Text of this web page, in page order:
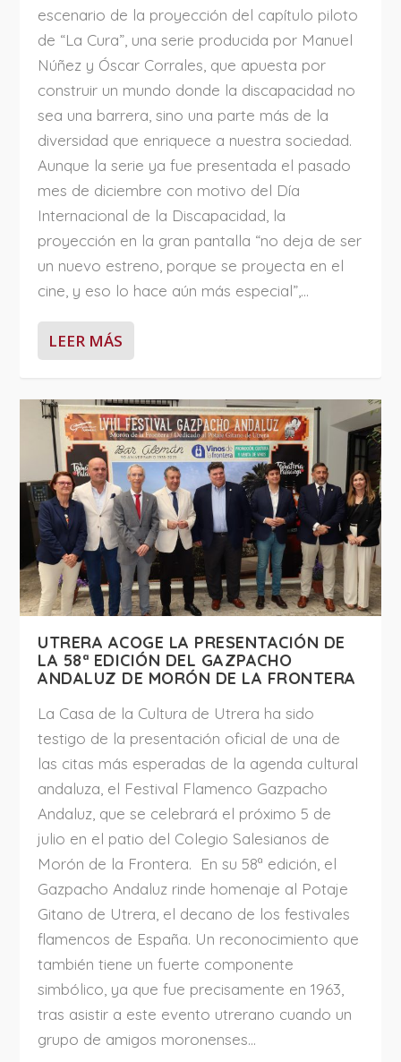
escenario de la proyección del capítulo piloto
de “La Cura”, una serie producida por Manuel
Núñez y Óscar Corrales, que apuesta por
construir un mundo donde la discapacidad no
sea una barrera, sino una parte más de la
diversidad que enriquece a nuestra sociedad.
Aunque la serie ya fue presentada el pasado
mes de diciembre con motivo del Día
Internacional de la Discapacidad, la
proyección en la gran pantalla “no deja de ser
un nuevo estreno, porque se proyecta en el
cine, y eso lo hace aún más especial”,...
LEER MÁS
UTRERA ACOGE LA PRESENTACIÓN DE
LA 58ª EDICIÓN DEL GAZPACHO
ANDALUZ DE MORÓN DE LA FRONTERA
La Casa de la Cultura de Utrera ha sido
testigo de la presentación oficial de una de
las citas más esperadas de la agenda cultural
andaluza, el Festival Flamenco Gazpacho
Andaluz, que se celebrará el próximo 5 de
julio en el patio del Colegio Salesianos de
Morón de la Frontera. En su 58ª edición, el
Gazpacho Andaluz rinde homenaje al Potaje
Gitano de Utrera, el decano de los festivales
flamencos de España. Un reconocimiento que
también tiene un fuerte componente
simbólico, ya que fue precisamente en 1963,
tras asistir a este evento utrerano cuando un
grupo de amigos moronenses...